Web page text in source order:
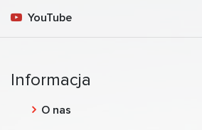
YouTube
Informacja
O nas